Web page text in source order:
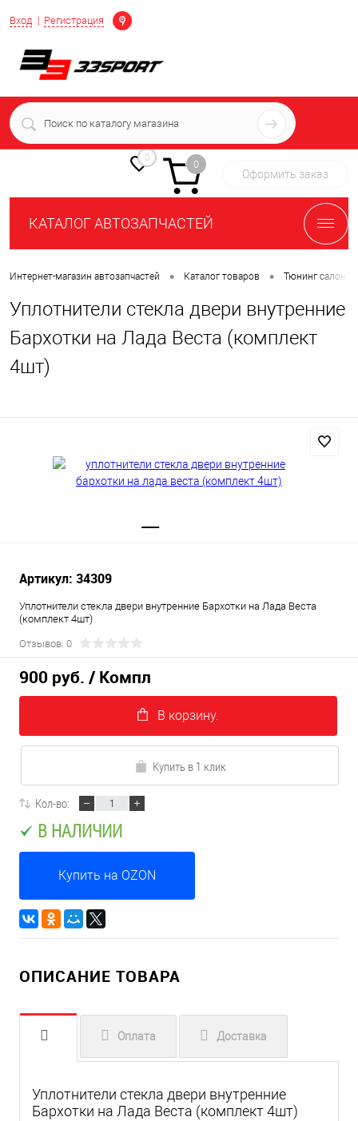
Вход Регистрация
Определение
+7 (939) 716-10-06
пн-пт 7:00-16:00 МСК
0
0
Оформить заказ
КАТАЛОГ АВТОЗАПЧАСТЕЙ
Интернет-магазин автозапчастей • Каталог товаров • Тюнинг салона
Уплотнители стекла двери внутренние
Бархотки на Лада Веста (комплект
4шт)
Артикул: 34309
Уплотнители стекла двери внутренние Бархотки на Лада Веста
(комплект 4шт)
Отзывов: 0
900 руб. / Компл
В корзину.
Купить в 1 клик
Кол-во:
В НАЛИЧИИ
Купить на OZON
ОПИСАНИЕ ТОВАРА
Оплата Доставка
Уплотнители стекла двери внутренние
Бархотки на Лада Веста (комплект 4шт)